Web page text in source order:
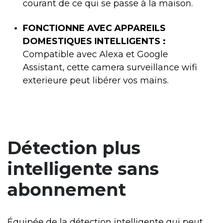
courant de ce qui se passe à la maison.
FONCTIONNE AVEC APPAREILS
DOMESTIQUES INTELLIGENTS :
Compatible avec Alexa et Google
Assistant, cette camera surveillance wifi
exterieure peut libérer vos mains.
Détection plus
intelligente sans
abonnement